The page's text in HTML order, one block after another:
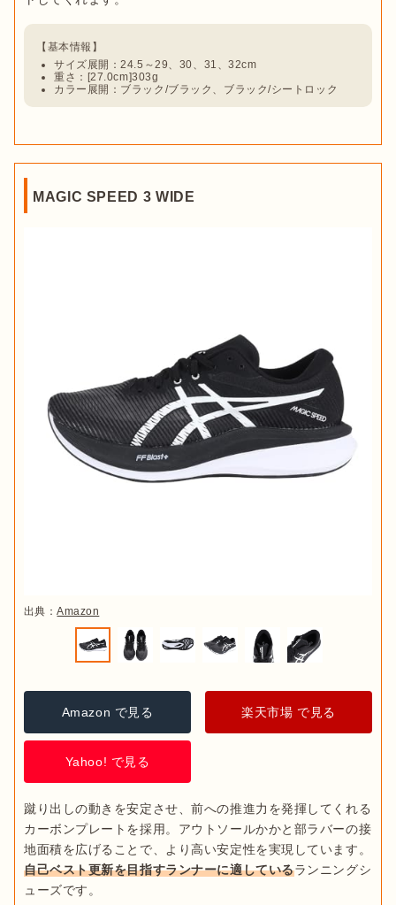
サイズ展開：24.5～29、30、31、32cm
重さ：[27.0cm]303g
カラー展開：ブラック/ブラック、ブラック/シートロック
MAGIC SPEED 3 WIDE
出典：Amazon
Amazon で見る 楽天市場 で見る
Yahoo! で見る
蹴り出しの動きを安定させ、前への推進力を発揮してくれる
カーボンプレートを採用。アウトソールかかと部ラバーの接
地面積を広げることで、より高い安定性を実現しています。
自己ベスト更新を目指すランナーに適しているランニングシ